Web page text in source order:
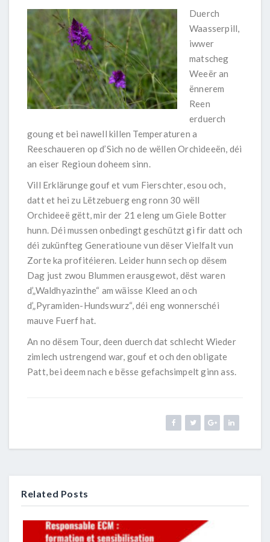
Duerch
Waasserpill,
iwwer
matscheg
Weeër an
ënnerem
Reen
erduerch
goung et bei nawell killen Temperaturen a
Reeschaueren op d’Sich no de wëllen Orchideeën, déi
an eiser Regioun doheem sinn.
Vill Erklärunge gouf et vum Fierschter, esou och,
datt et hei zu Lëtzebuerg eng ronn 30 wëll
Orchideeë gëtt, mir der 21 eleng um Giele Botter
hunn. Déi mussen onbedingt geschützt gi fir datt och
déi zukünfteg Generatioune vun dëser Vielfalt vun
Zorte ka profitéieren. Leider hunn sech op dësem
Dag just zwou Blummen erausgewot, dëst waren
d’„Waldhyazinthe“ am wäisse Kleed an och
d’„Pyramiden-Hundswurz“, déi eng wonnerschéi
mauve Fuerf hat.
An no dësem Tour, deen duerch dat schlecht Wieder
zimlech ustrengend war, gouf et och den obligate
Patt, bei deem nach e bësse gefachsimpelt ginn ass.
Related Posts